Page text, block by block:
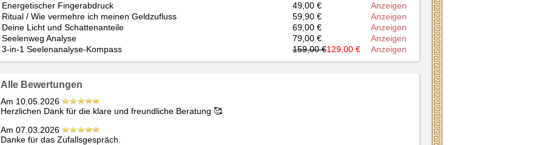
Energetischer Fingerabdruck
49,00 €
Anzeigen
Ritual / Wie vermehre ich meinen Geldzufluss
59,90 €
Anzeigen
Deine Licht und Schattenanteile
69,00 €
Anzeigen
Seelenweg Analyse
79,00 €
Anzeigen
3‑in‑1 Seelenanalyse‑Kompass
159,00 €129,00 € Anzeigen
Alle Bewertungen
Am 10.05.2026
Herzlichen Dank für die klare und freundliche Beratung 🥰
Am 07.03.2026
Danke für das Zufallsgespräch.